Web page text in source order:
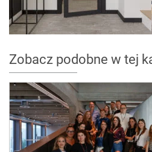
Zobacz podobne w tej